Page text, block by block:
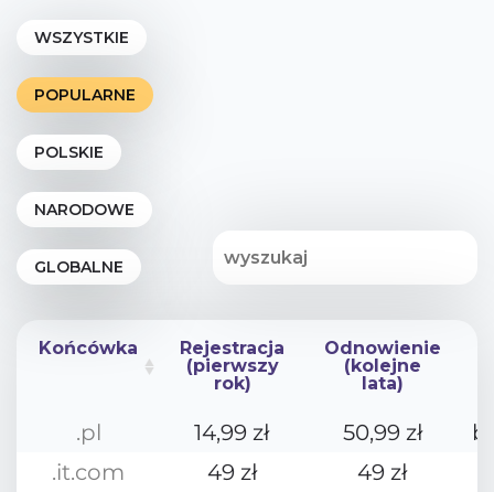
Końcówka
Rejestracja
(pierwszy
rok)
Odnowienie
(kolejne
lata)
Końcówka
Rejestracja
(pierwszy
Odnowienie
(kolejne
.pl 14,99 zł 50,99 zł
.it.com
49 zł
49 zł